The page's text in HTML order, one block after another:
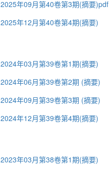
2025年09月第40卷第3期(摘要)pdf
2025年12月第40卷第4期(摘要)
2024年03月第39卷第1期(摘要)
2024年06月第39卷第2期 (摘要)
2024年09月第39卷第3期 (摘要)
2024年12月第39卷第4期(摘要)
2023年03月第38卷第1期(摘要)